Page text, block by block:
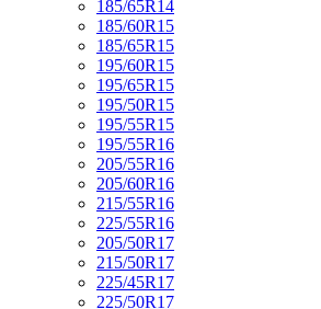
185/65R14
185/60R15
185/65R15
195/60R15
195/65R15
195/50R15
195/55R15
195/55R16
205/55R16
205/60R16
215/55R16
225/55R16
205/50R17
215/50R17
225/45R17
225/50R17